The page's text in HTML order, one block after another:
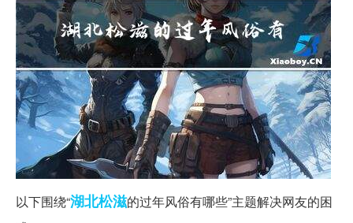
以下围绕“湖北松滋的过年风俗有哪些”主题解决网友的困